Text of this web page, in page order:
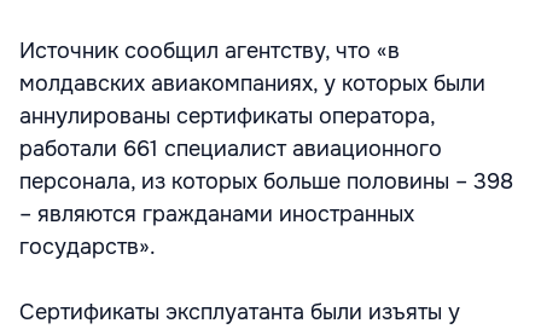
Источник сообщил агентству, что «в
молдавских авиакомпаниях, у которых были
аннулированы сертификаты оператора,
работали 661 специалист авиационного
персонала, из которых больше половины – 398
– являются гражданами иностранных
государств».
Сертификаты эксплуатанта были изъяты у